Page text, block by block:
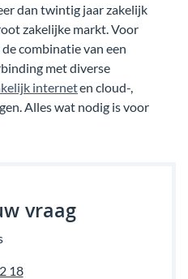
dan twintig jaar zakelijk
zakelijke markt. Voor
combinatie van een
met diverse
interneten cloud-,
Alles wat nodig is voor
vraag
18